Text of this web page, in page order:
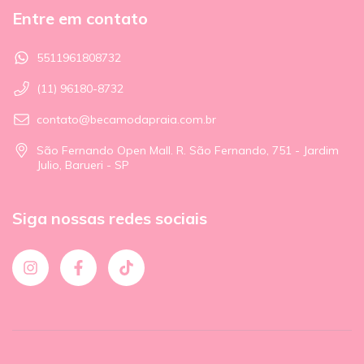
Entre em contato
5511961808732
(11) 96180-8732
contato@becamodapraia.com.br
São Fernando Open Mall. R. São Fernando, 751 - Jardim
Julio, Barueri - SP
Siga nossas redes sociais